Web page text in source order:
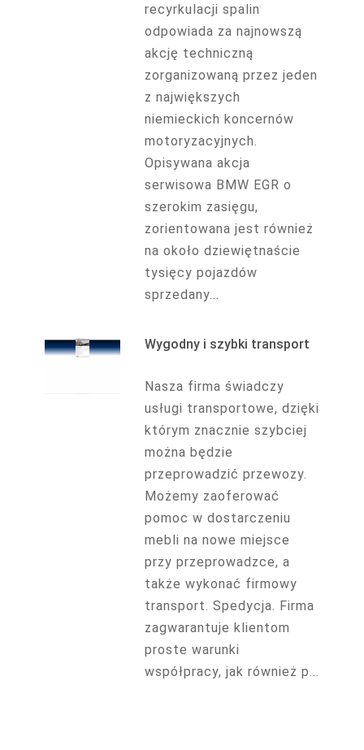
recyrkulacji spalin
odpowiada za najnowszą
akcję techniczną
zorganizowaną przez jeden
z największych
niemieckich koncernów
motoryzacyjnych.
Opisywana akcja
serwisowa BMW EGR o
szerokim zasięgu,
zorientowana jest również
na około dziewiętnaście
tysięcy pojazdów
sprzedany...
Wygodny i szybki transport
Nasza firma świadczy
usługi transportowe, dzięki
którym znacznie szybciej
można będzie
przeprowadzić przewozy.
Możemy zaoferować
pomoc w dostarczeniu
mebli na nowe miejsce
przy przeprowadzce, a
także wykonać firmowy
transport. Spedycja. Firma
zagwarantuje klientom
proste warunki
współpracy, jak również p...